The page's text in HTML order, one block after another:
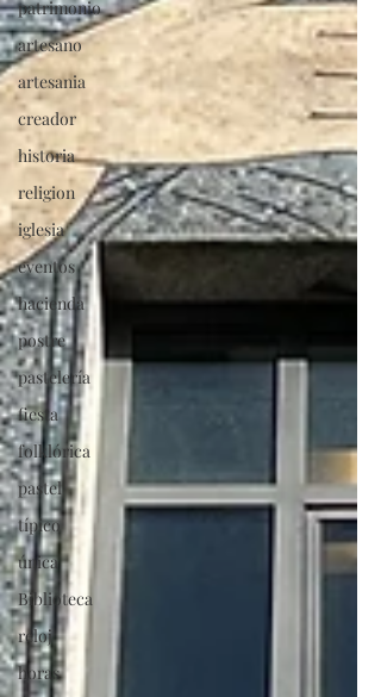
patrimonio
artesano
artesania
creador
historia
religion
iglesia
eventos
hacienda
postre
pastelería
fiesta
folklórica
pastel
típico
única
Biblioteca
reloj
horas